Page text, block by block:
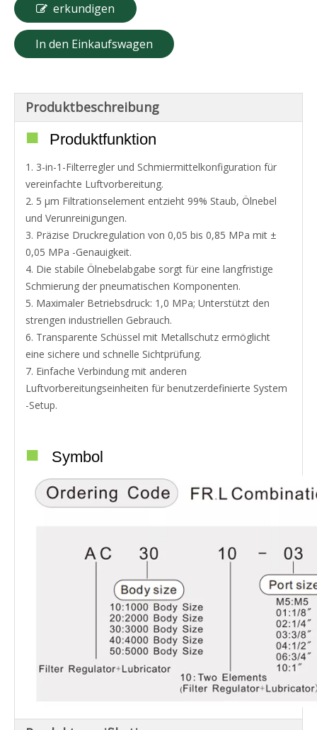
erkundigen
In den Einkaufswagen
Produktbeschreibung
■ Produktfunktion
1. 3-in-1-Filterregler und Schmiermittelkonfiguration für
vereinfachte Luftvorbereitung.
2. 5 μm Filtrationselement entzieht 99% Staub, Ölnebel
und Verunreinigungen.
3. Präzise Druckregulation von 0,05 bis 0,85 MPa mit ±
0,05 MPa -Genauigkeit.
4. Die stabile Ölnebelabgabe sorgt für eine langfristige
Schmierung der pneumatischen Komponenten.
5. Maximaler Betriebsdruck: 1,0 MPa; Unterstützt den
strengen industriellen Gebrauch.
6. Transparente Schüssel mit Metallschutz ermöglicht
eine sichere und schnelle Sichtprüfung.
7. Einfache Verbindung mit anderen
Luftvorbereitungseinheiten für benutzerdefinierte System
-Setup.
■ Symbol